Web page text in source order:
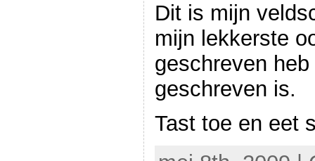
Dit is mijn
mijn lekkerste
geschreven
geschreven is.
Tast toe en eet